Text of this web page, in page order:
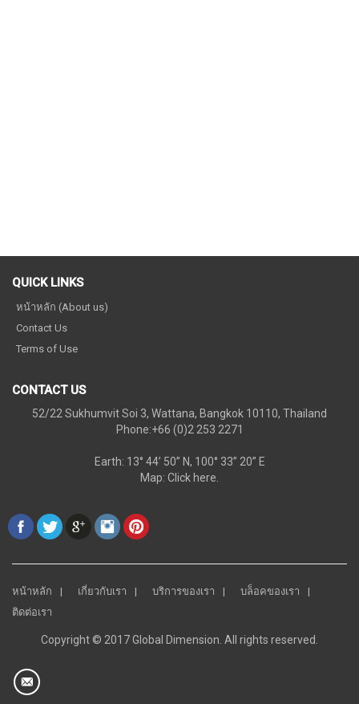
QUICK LINKS
หน้าหลัก (About us)
Contact Us
Terms of Use
CONTACT US
52/22 Sukhumvit Soi 3, Wattana, Bangkok 10110, Thailand
Phone:+66 (0)2 253 2271
Earth: 13° 44’ 50” N, 100° 33” 20” E
Map: Click here.
หน้าหลัก เกี่ยวกับเรา บริการของเรา
บล็อคของเรา
ติดต่อเรา
Copyright © 2017 Global Dimension. All rights reserved.